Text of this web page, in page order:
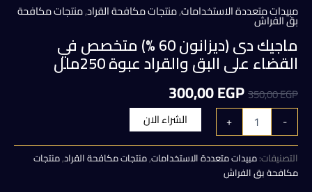
مبيدات متعددة الاستخدامات,منتجات مكافحة القراد,منتجات مكافحة
بق الفراش
ماجيك دى (ديزانون 60 %) متخصص في
القضاء على البق والقراد عبوة 250ملل
350,00EGP
السعر
الأصلي
هو:
350,00 EGP.
300,00EGP
الحالي
هو:
300,00 EGP.
-
كمية
ماجيك
دى
(ديزانون
60
+ الشراء الان
التصنيفات:مبيدات متعددة الاستخدامات,منتجات مكافحة القراد,منتجات
مكافحة بق الفراش